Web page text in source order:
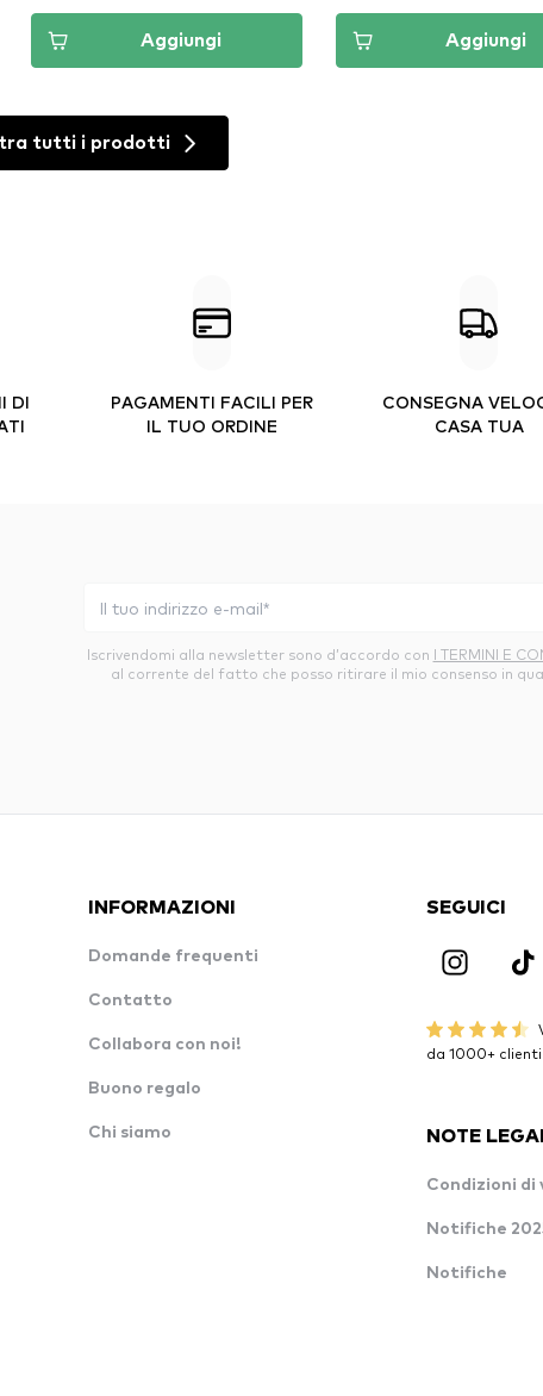
Aggiungi Aggiungi
tutti i prodotti
DI
PAGAMENTI FACILI PER
IL TUO ORDINE
CONSEGNA
CASA TUA
Iscrivendomi alla newsletter sono d’accordo con I TERMINI E
al corrente del fatto che posso ritirare il mio consenso in
INFORMAZIONI
Domande frequenti
Contatto
Collabora con noi!
Buono regalo
Chi siamo
SEGUICI
da 1000+
NOTE
Condizioni di
Notifiche
Notifiche